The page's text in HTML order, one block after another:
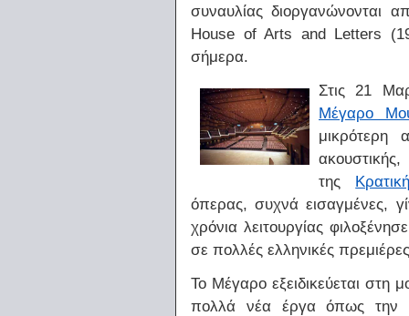
συναυλίας διοργανώνονται
House of Arts and Letters
σήμερα.
Στις 21
Μέγαρο
μικρότερη
ακουστικής,
της
όπερας, συχνά εισαγμένες,
χρόνια λειτουργίας
σε πολλές ελληνικές
Το Μέγαρο εξειδικεύεται στη
πολλά νέα έργα όπως την